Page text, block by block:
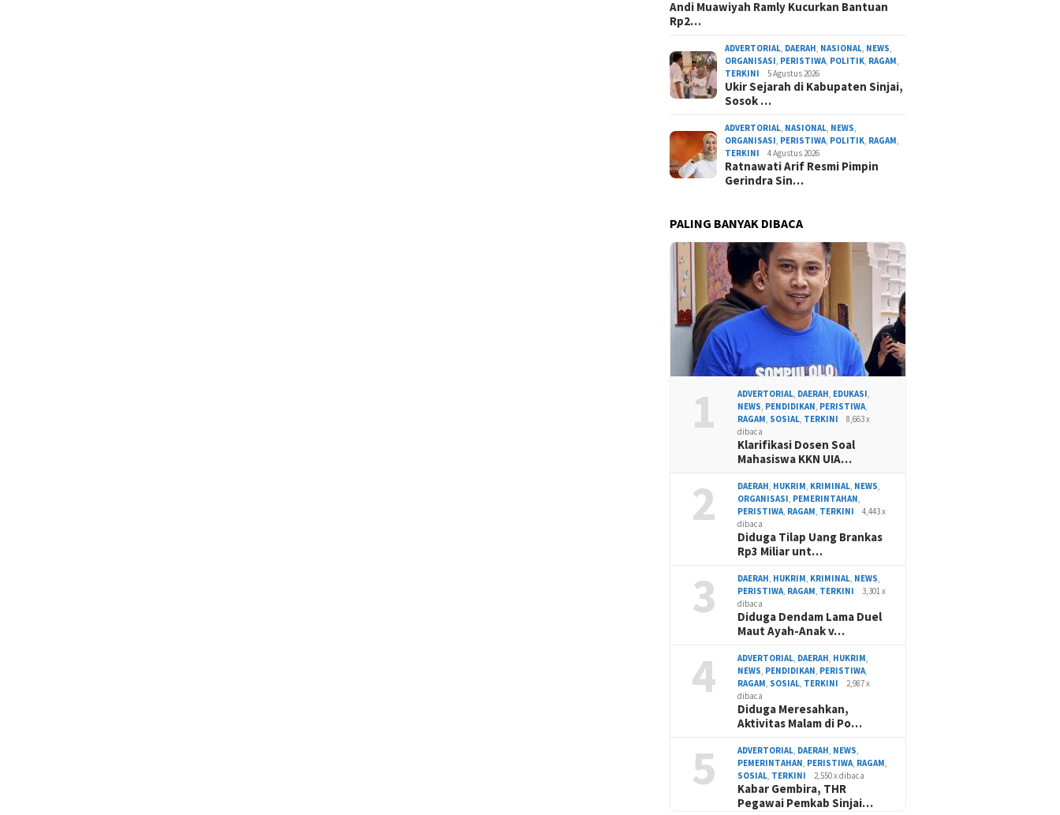
Andi Muawiyah Ramly Kucurkan Bantuan
Rp2…
ADVERTORIAL DAERAH NASIONAL NEWS
ORGANISASI PERISTIWA POLITIK RAGAM
TERKINI
5 Agustus 2026
Ukir Sejarah di Kabupaten Sinjai,
Sosok …
ADVERTORIAL NASIONAL NEWS
ORGANISASI PERISTIWA POLITIK RAGAM
TERKINI
4 Agustus 2026
Ratnawati Arif Resmi Pimpin
Gerindra Sin…
PALING BANYAK DIBACA
1 ADVERTORIAL DAERAH EDUKASI
NEWS PENDIDIKAN PERISTIWA
RAGAM SOSIAL TERKINI
8,663 x
dibaca
Klarifikasi Dosen Soal
Mahasiswa KKN UIA…
2 DAERAH HUKRIM KRIMINAL NEWS
ORGANISASI PEMERINTAHAN
PERISTIWA RAGAM TERKINI
4,443 x
dibaca
Diduga Tilap Uang Brankas
Rp3 Miliar unt…
3 DAERAH HUKRIM KRIMINAL NEWS
PERISTIWA RAGAM TERKINI
3,301 x
dibaca
Diduga Dendam Lama Duel
Maut Ayah-Anak v…
4 ADVERTORIAL DAERAH HUKRIM
NEWS PENDIDIKAN PERISTIWA
RAGAM SOSIAL TERKINI
2,987 x
dibaca
Diduga Meresahkan,
Aktivitas Malam di Po…
5 ADVERTORIAL DAERAH NEWS
PEMERINTAHAN PERISTIWA RAGAM
SOSIAL TERKINI 2,550 x dibaca
Kabar Gembira, THR
Pegawai Pemkab Sinjai…